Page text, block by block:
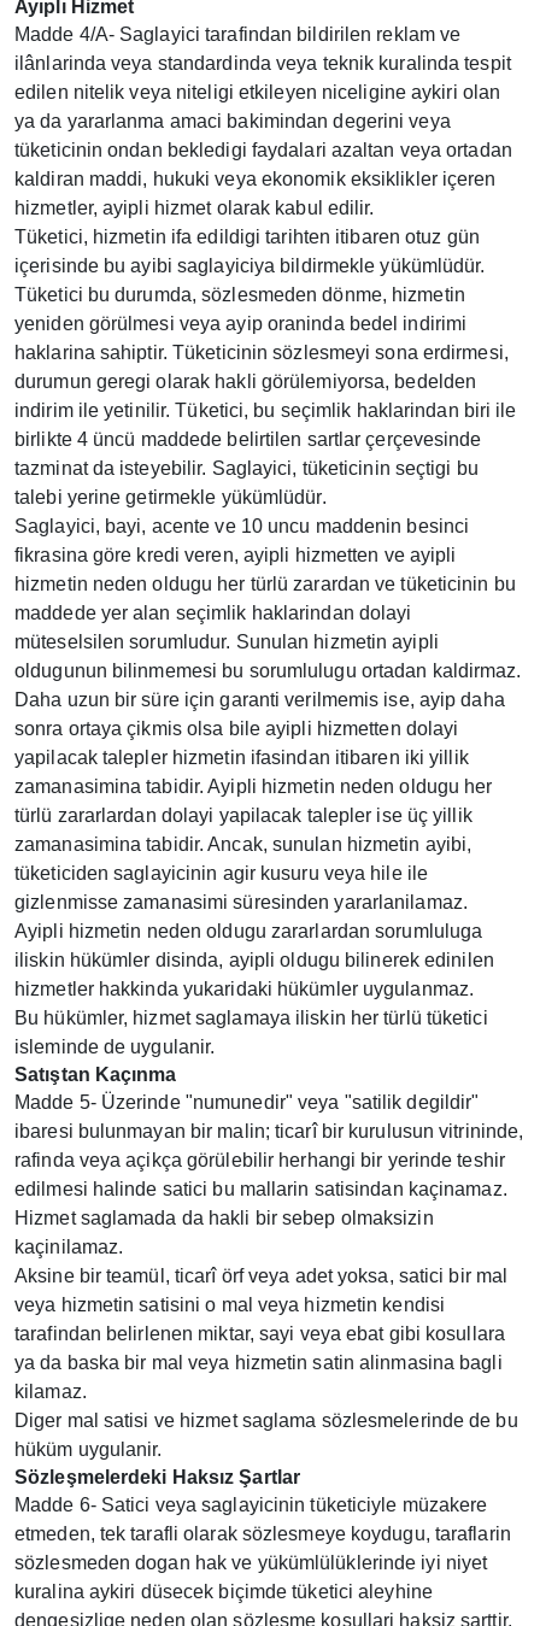
Ayıplı Hizmet
Madde 4/A- Saglayici tarafindan bildirilen reklam ve
ilânlarinda veya standardinda veya teknik kuralinda tespit
edilen nitelik veya niteligi etkileyen niceligine aykiri olan
ya da yararlanma amaci bakimindan degerini veya
tüketicinin ondan bekledigi faydalari azaltan veya ortadan
kaldiran maddi, hukuki veya ekonomik eksiklikler içeren
hizmetler, ayipli hizmet olarak kabul edilir.
Tüketici, hizmetin ifa edildigi tarihten itibaren otuz gün
içerisinde bu ayibi saglayiciya bildirmekle yükümlüdür.
Tüketici bu durumda, sözlesmeden dönme, hizmetin
yeniden görülmesi veya ayip oraninda bedel indirimi
haklarina sahiptir. Tüketicinin sözlesmeyi sona erdirmesi,
durumun geregi olarak hakli görülemiyorsa, bedelden
indirim ile yetinilir. Tüketici, bu seçimlik haklarindan biri ile
birlikte 4 üncü maddede belirtilen sartlar çerçevesinde
tazminat da isteyebilir. Saglayici, tüketicinin seçtigi bu
talebi yerine getirmekle yükümlüdür.
Saglayici, bayi, acente ve 10 uncu maddenin besinci
fikrasina göre kredi veren, ayipli hizmetten ve ayipli
hizmetin neden oldugu her türlü zarardan ve tüketicinin bu
maddede yer alan seçimlik haklarindan dolayi
müteselsilen sorumludur. Sunulan hizmetin ayipli
oldugunun bilinmemesi bu sorumlulugu ortadan kaldirmaz.
Daha uzun bir süre için garanti verilmemis ise, ayip daha
sonra ortaya çikmis olsa bile ayipli hizmetten dolayi
yapilacak talepler hizmetin ifasindan itibaren iki yillik
zamanasimina tabidir. Ayipli hizmetin neden oldugu her
türlü zararlardan dolayi yapilacak talepler ise üç yillik
zamanasimina tabidir. Ancak, sunulan hizmetin ayibi,
tüketiciden saglayicinin agir kusuru veya hile ile
gizlenmisse zamanasimi süresinden yararlanilamaz.
Ayipli hizmetin neden oldugu zararlardan sorumluluga
iliskin hükümler disinda, ayipli oldugu bilinerek edinilen
hizmetler hakkinda yukaridaki hükümler uygulanmaz.
Bu hükümler, hizmet saglamaya iliskin her türlü tüketici
isleminde de uygulanir.
Satıştan Kaçınma
Madde 5- Üzerinde "numunedir" veya "satilik degildir"
ibaresi bulunmayan bir malin; ticarî bir kurulusun vitrininde,
rafinda veya açikça görülebilir herhangi bir yerinde teshir
edilmesi halinde satici bu mallarin satisindan kaçinamaz.
Hizmet saglamada da hakli bir sebep olmaksizin
kaçinilamaz.
Aksine bir teamül, ticarî örf veya adet yoksa, satici bir mal
veya hizmetin satisini o mal veya hizmetin kendisi
tarafindan belirlenen miktar, sayi veya ebat gibi kosullara
ya da baska bir mal veya hizmetin satin alinmasina bagli
kilamaz.
Diger mal satisi ve hizmet saglama sözlesmelerinde de bu
hüküm uygulanir.
Sözleşmelerdeki Haksız Şartlar
Madde 6- Satici veya saglayicinin tüketiciyle müzakere
etmeden, tek tarafli olarak sözlesmeye koydugu, taraflarin
sözlesmeden dogan hak ve yükümlülüklerinde iyi niyet
kuralina aykiri düsecek biçimde tüketici aleyhine
dengesizlige neden olan sözlesme kosullari haksiz sarttir.